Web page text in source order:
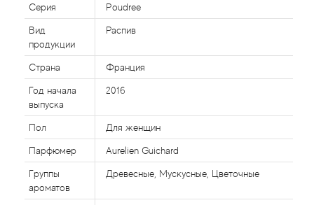
Серия Poudree
Вид
продукции
Распив
Страна Франция
Год начала
выпуска
2016
Пол Для женщин
Парфюмер Aurelien Guichard
Группы
ароматов
Древесные, Мускусные, Цветочные
Al Jazeera
Alaia Paris
Alexander McQueen
Alexandre Barthet
Alexandre J
Alfred Dunhill